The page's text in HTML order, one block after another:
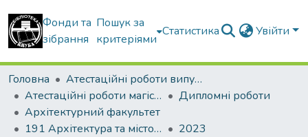
Фонди та
зібрання
Пошук за
критеріями
Статистика Увійти
Головна
Атестаційні роботи випускників
Атестаційні роботи магістрів
Дипломні роботи
Архітектурний факультет
191 Архітектура та містобудування. Містобудування. Архітектурно-містобудівне проектування
2023